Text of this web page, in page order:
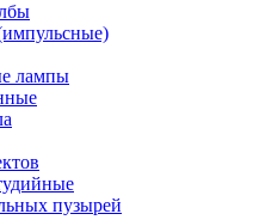
лампы
пузырей